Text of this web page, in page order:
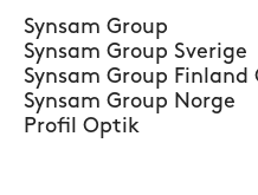
Synsam Group
Synsam Group Sverige
Synsam Group Finland
Synsam Group Norge
Profil Optik